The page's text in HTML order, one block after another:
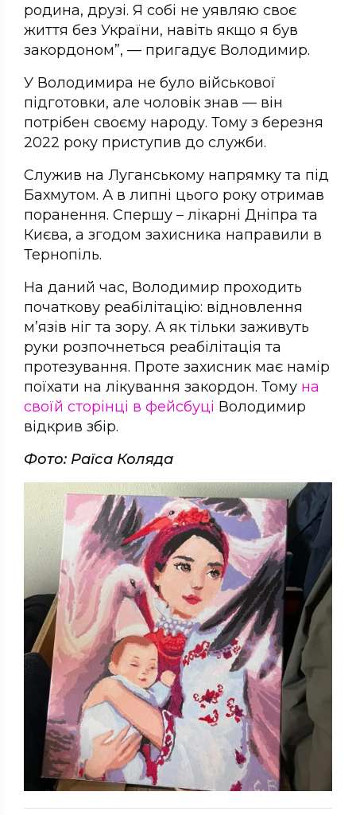
родина, друзі. Я собі не уявляю своє
життя без України, навіть якщо я був
закордоном”, — пригадує Володимир.
У Володимира не було військової
підготовки, але чоловік знав — він
потрібен своєму народу. Тому з березня
2022 року приступив до служби.
Служив на Луганському напрямку та під
Бахмутом. А в липні цього року отримав
поранення. Спершу – лікарні Дніпра та
Києва, а згодом захисника направили в
Тернопіль.
На даний час, Володимир проходить
початкову реабілітацію: відновлення
м’язів ніг та зору. А як тільки заживуть
руки розпочнеться реабілітація та
протезування. Проте захисник має намір
поїхати на лікування закордон. Тому на
своїй сторінці в фейсбуці Володимир
відкрив збір.
Фото: Раїса Коляда